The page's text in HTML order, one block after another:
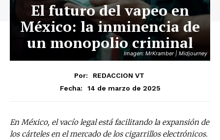
Imagen: MrKramber | Midjourney
El futuro del vapeo en
México: la inminencia de
un monopolio criminal
Por:
REDACCION VT
Fecha:
14 de marzo de 2025
En México, el vacío legal está facilitando la expansión de
los cárteles en el mercado de los cigarrillos electrónicos.